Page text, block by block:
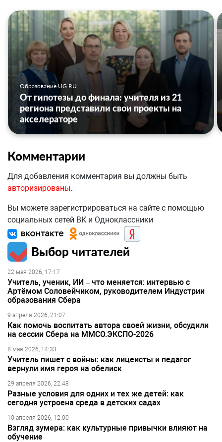
Образование UG.RU
От гипотезы до финала: учителя из 21
региона представили свои проекты на
акселераторе
Комментарии
Для добавления комментария вы должны быть
авторизированы.
Вы можете зарегистрироваться на сайте с помощью
социальных сетей ВК и Одноклассники
Выбор читателей
22 мая 2026, 17:17
Учитель, ученик, ИИ – что меняется: интервью с
Артёмом Соловейчиком, руководителем Индустрии
образования Сбера
9 апреля 2026, 21:07
Как помочь воспитать автора своей жизни, обсудили
на сессии Сбера на ММСО.ЭКСПО-2026
8 мая 2026, 14:33
Учитель пишет с войны: как лицеисты и педагог
вернули имя героя на обелиск
29 апреля 2026, 22:48
Разные условия для одних и тех же детей: как
сегодня устроена среда в детских садах
10 апреля 2026, 12:00
Взгляд зумера: как культурные привычки влияют на
обучение